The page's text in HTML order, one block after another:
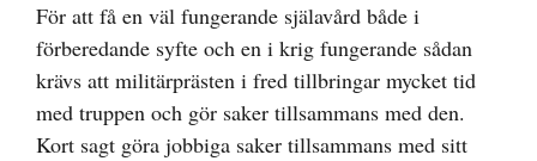
För att få en väl fungerande själavård både i
förberedande syfte och en i krig fungerande sådan
krävs att militärprästen i fred tillbringar mycket tid
med truppen och gör saker tillsammans med den.
Kort sagt göra jobbiga saker tillsammans med sitt